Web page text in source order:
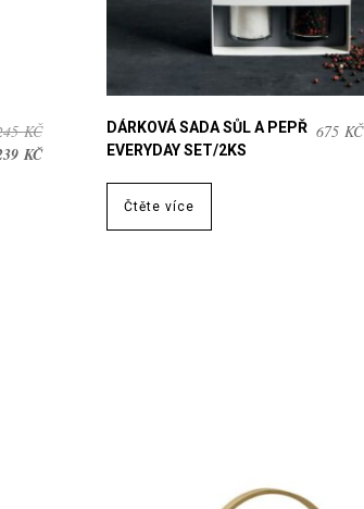
KČPŮVODNÍ
CENA
KČAKTUÁLNÍ
DÁRKOVÁ SADA SŮL A PEPŘ
EVERYDAY SET/2KS
675 KČ
Čtěte více